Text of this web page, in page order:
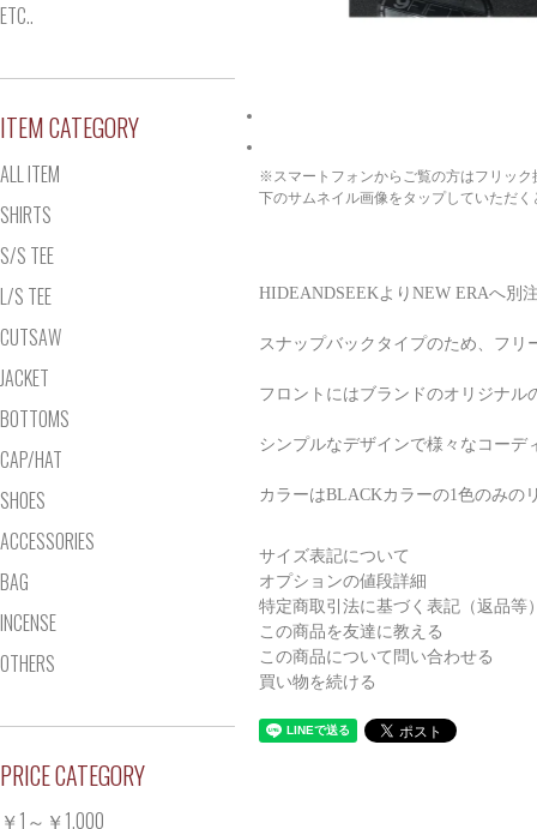
※スマートフォンからご覧の方はフリック
下のサムネイル画像をタップしていただ
HIDEANDSEEKよりNEW ERAへ別
スナップバックタイプのため、フリ
フロントにはブランドのオリジナル
シンプルなデザインで様々なコー
カラーはBLACKカラーの1色のみの
サイズ表記について
オプションの値段詳細
特定商取引法に基づく表記（返品等
この商品を友達に教える
この商品について問い合わせる
買い物を続ける
ETC..
ITEM CATEGORY
ALL ITEM
SHIRTS
S/S TEE
L/S TEE
CUTSAW
JACKET
BOTTOMS
CAP/HAT
SHOES
ACCESSORIES
BAG
INCENSE
OTHERS
PRICE CATEGORY
￥1～￥1,000